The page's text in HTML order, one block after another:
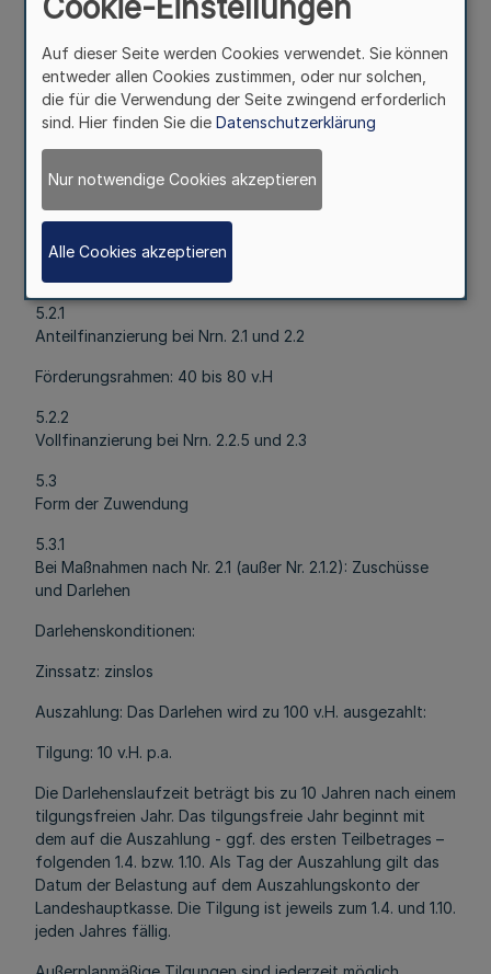
Der Zwischenerwerb von Land (Nr. 2.3)darf nur gefördert
eine Verwendung für Zwecke der Flurbereinigung
geeignet sind.
5
Art und Umfang, Höhe der Zuwendung
5.1
Zuwendungsart: Projektförderung
5.2
5.2.1
Anteilfinanzierung bei Nrn. 2.1 und 2.2
Förderungsrahmen: 40 bis 80 v.H
5.2.2
Vollfinanzierung bei Nrn. 2.2.5 und 2.3
5.3
Form der Zuwendung
5.3.1
Bei Maßnahmen nach Nr. 2.1 (außer Nr. 2.1.2): Zuschüsse
und Darlehen
Darlehenskonditionen:
Zinssatz: zinslos
Auszahlung: Das Darlehen wird zu 100 v.H. ausgezahlt:
Tilgung: 10 v.H. p.a.
Die Darlehenslaufzeit beträgt bis zu 10 Jahren nach einem
tilgungsfreien Jahr. Das tilgungsfreie Jahr beginnt mit
dem auf die Auszahlung - ggf. des ersten Teilbetrages –
folgenden 1.4. bzw. 1.10. Als Tag der Auszahlung gilt das
Datum der Belastung auf dem Auszahlungskonto der
Landeshauptkasse. Die Tilgung ist jeweils zum 1.4. und 1.10.
jeden Jahres fällig.
Auf dieser Seite werden Cookies verwendet. Sie können
entweder allen Cookies zustimmen, oder nur solchen,
die für die Verwendung der Seite zwingend erforderlich
sind. Hier finden Sie die Datenschutzerklärung
Nur notwendige Cookies akzeptieren
Alle Cookies akzeptieren